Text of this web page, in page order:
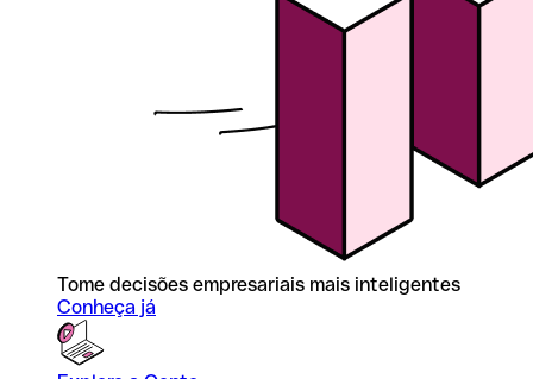
Tome decisões empresariais mais inteligentes
Conheça já